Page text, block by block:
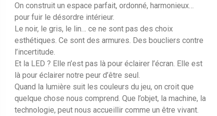
On construit un espace parfait, ordonné, harmonieux…
pour fuir le désordre intérieur.
Le noir, le gris, le lin… ce ne sont pas des choix
esthétiques. Ce sont des armures. Des boucliers contre
l’incertitude.
Et la LED ? Elle n’est pas là pour éclairer l’écran. Elle est
là pour éclairer notre peur d’être seul.
Quand la lumière suit les couleurs du jeu, on croit que
quelque chose nous comprend. Que l’objet, la machine, la
technologie, peut nous accueillir comme un être vivant.